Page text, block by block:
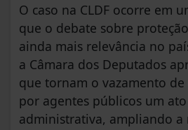
O caso na CLDF ocorre em
que o debate sobre
ainda mais relevância no
a Câmara dos Deputados
que tornam o vazamento de
por agentes públicos um
administrativa, ampliando a